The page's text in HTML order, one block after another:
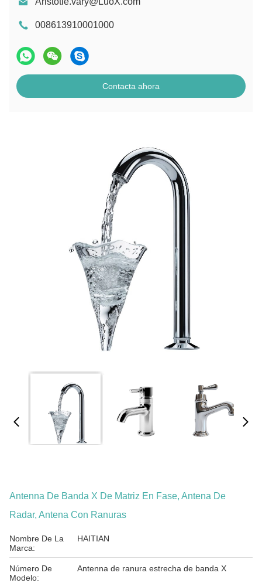
008613910001000
Contacta ahora
Antenna De Banda X De Matriz En Fase, Antena De
Radar, Antena Con Ranuras
Nombre De La
Marca:
HAITIAN
Número De
Modelo:
Antenna de ranura estrecha de banda X